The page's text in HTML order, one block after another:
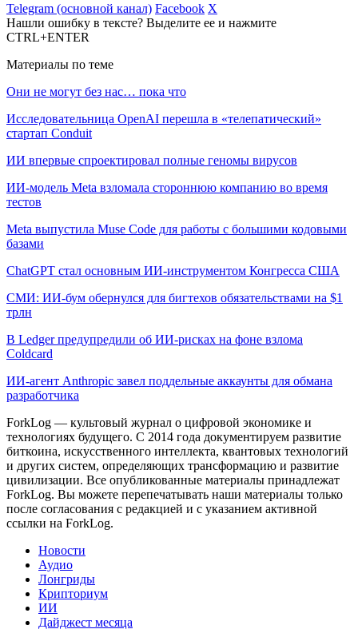
Telegram (основной канал) Facebook X
Нашли ошибку в тексте? Выделите ее и нажмите
CTRL+ENTER
Материалы по теме
Они не могут без нас… пока что
Исследовательница OpenAI перешла в «телепатический»
стартап Conduit
ИИ впервые спроектировал полные геномы вирусов
ИИ-модель Meta взломала стороннюю компанию во время
тестов
Meta выпустила Muse Code для работы с большими кодовыми
базами
ChatGPT стал основным ИИ-инструментом Конгресса США
СМИ: ИИ-бум обернулся для бигтехов обязательствами на $1
трлн
В Ledger предупредили об ИИ-рисках на фоне взлома
Coldcard
ИИ-агент Anthropic завел поддельные аккаунты для обмана
разработчика
ForkLog — культовый журнал о цифровой экономике и
технологиях будущего. С 2014 года документируем развитие
биткоина, искусственного интеллекта, квантовых технологий
и других систем, определяющих трансформацию и развитие
цивилизации. Все опубликованные материалы принадлежат
ForkLog. Вы можете перепечатывать наши материалы только
после согласования с редакцией и с указанием активной
ссылки на ForkLog.
Новости
Аудио
Лонгриды
Крипториум
ИИ
Дайджест месяца